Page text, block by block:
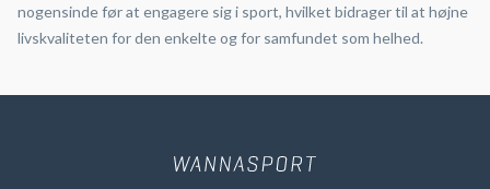
nogensinde før at engagere sig i sport, hvilket bidrager til at højne
livskvaliteten for den enkelte og for samfundet som helhed.